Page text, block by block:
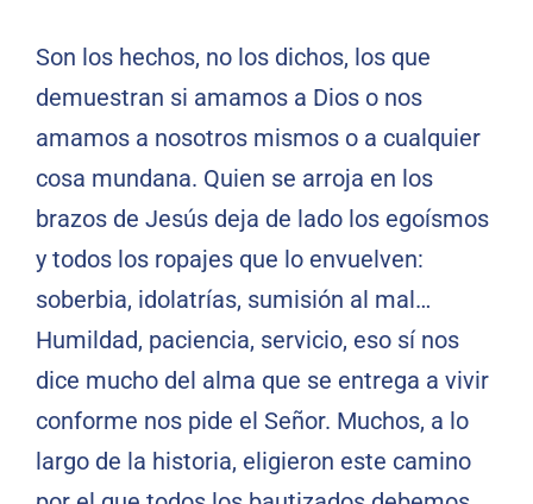
Son los hechos, no los dichos, los que
demuestran si amamos a Dios o nos
amamos a nosotros mismos o a cualquier
cosa mundana. Quien se arroja en los
brazos de Jesús deja de lado los egoísmos
y todos los ropajes que lo envuelven:
soberbia, idolatrías, sumisión al mal…
Humildad, paciencia, servicio, eso sí nos
dice mucho del alma que se entrega a vivir
conforme nos pide el Señor. Muchos, a lo
largo de la historia, eligieron este camino